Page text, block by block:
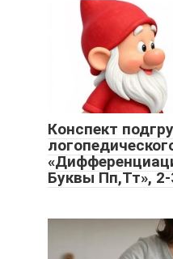
Конспект
Буквы Пп,Тт»,